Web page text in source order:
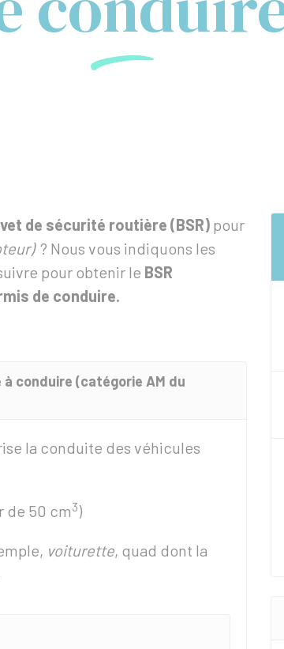
de sécurité routière (BSR) pour
? Nous vous indiquons les
pour obtenir le BSR
de conduire.
conduire (catégorie AM du
la conduite des véhicules
de 50 cm3)
voiturette, quad dont la